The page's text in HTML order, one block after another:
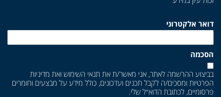
דואר אלקטרוני
הסכמה
בביצוע ההרשמה לאתר, אני מאשר/ת את תנאי השימוש ואת מדיניות
הפרטיות ומסכים/ה לקבל תכנים ועדכונים, כולל מידע על מבצעים וחומרים
פרסומיים, לכתובת הדוא״ל שלי.